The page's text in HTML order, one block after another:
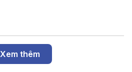
Xem thêm